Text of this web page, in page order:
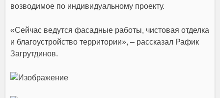
возводимое по индивидуальному проекту.
«Сейчас ведутся фасадные работы, чистовая отделка
и благоустройство территории», – рассказал Рафик
Загрутдинов.